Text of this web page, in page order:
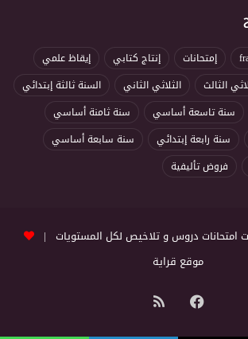
إمتحانات إنتاج كتابي
إيقاظ علمي
الثالث الثلاثي الثاني
السنة ثالثة إبتدائي
سنة تاسعة أساسي
سنة ثامنة أساسي
سنة رابعة إبتدائي
سنة سابعة أساسي
فروض تأليفية
موقع قراية
فيسبوك